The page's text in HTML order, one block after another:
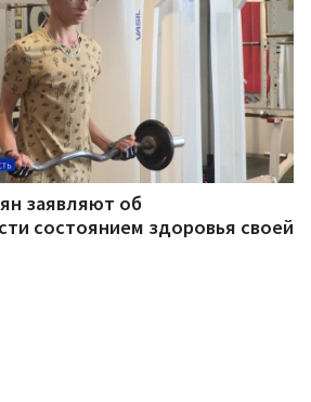
заявляют об
состоянием здоровья своей